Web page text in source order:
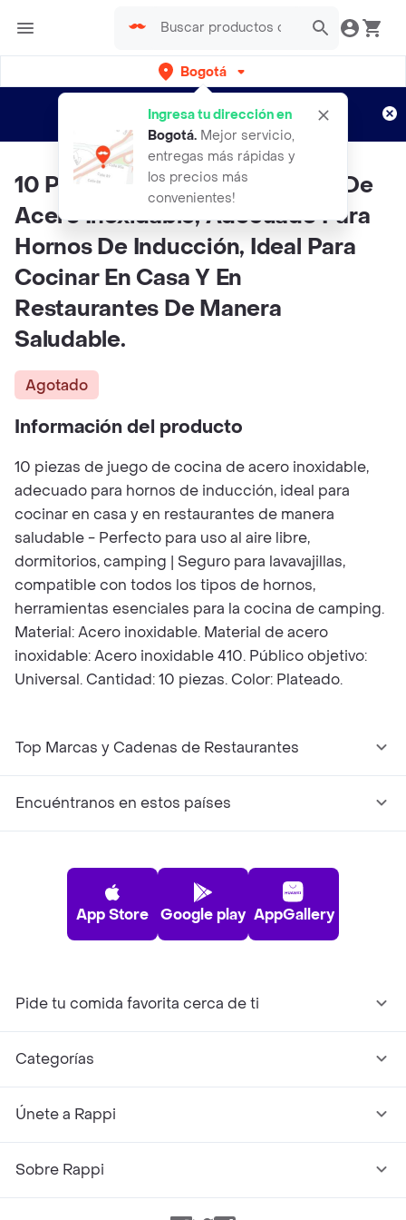
Bogotá
Ingresa tu dirección en
Bogotá. Mejor servicio,
entregas más rápidas y
los precios más
convenientes!
envíos gratis por semanas
Aplican TyC
10 Piezas De Juego De Cocina De
Acero Inoxidable, Adecuado Para
Hornos De Inducción, Ideal Para
Cocinar En Casa Y En
Restaurantes De Manera
Saludable.
Agotado
Información del producto
10 piezas de juego de cocina de acero inoxidable,
adecuado para hornos de inducción, ideal para
cocinar en casa y en restaurantes de manera
saludable - Perfecto para uso al aire libre,
dormitorios, camping | Seguro para lavavajillas,
compatible con todos los tipos de hornos,
herramientas esenciales para la cocina de camping.
Material: Acero inoxidable. Material de acero
inoxidable: Acero inoxidable 410. Público objetivo:
Universal. Cantidad: 10 piezas. Color: Plateado.
Top Marcas y Cadenas de Restaurantes
Encuéntranos en estos países
App Store Google play AppGallery
Pide tu comida favorita cerca de ti
Categorías
Únete a Rappi
Sobre Rappi